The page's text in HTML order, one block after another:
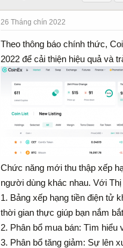
26 Tháng chín 2022
Theo thông báo chính thức,
2022 để cải thiện hiệu quả và
Chức năng mới thu thập xếp
người dùng khác nhau. Với
1. Bảng xếp hạng tiền điện tử
thời gian thực giúp bạn nắm
2. Phân bổ mua bán: Tìm
3. Phân bổ tăng giảm: Sự lên